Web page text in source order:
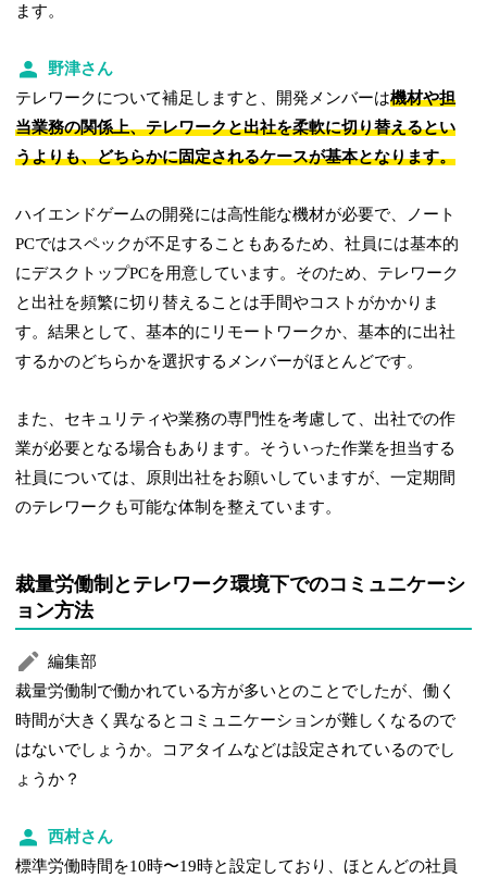
ます。
野津さん
テレワークについて補足しますと、開発メンバーは機材や担
当業務の関係上、テレワークと出社を柔軟に切り替えるとい
うよりも、どちらかに固定されるケースが基本となります。
ハイエンドゲームの開発には高性能な機材が必要で、ノート
PCではスペックが不足することもあるため、社員には基本的
にデスクトップPCを用意しています。そのため、テレワーク
と出社を頻繁に切り替えることは手間やコストがかかりま
す。結果として、基本的にリモートワークか、基本的に出社
するかのどちらかを選択するメンバーがほとんどです。
また、セキュリティや業務の専門性を考慮して、出社での作
業が必要となる場合もあります。そういった作業を担当する
社員については、原則出社をお願いしていますが、一定期間
のテレワークも可能な体制を整えています。
裁量労働制とテレワーク環境下でのコミュニケーシ
ョン方法
編集部
裁量労働制で働かれている方が多いとのことでしたが、働く
時間が大きく異なるとコミュニケーションが難しくなるので
はないでしょうか。コアタイムなどは設定されているのでし
ょうか？
西村さん
標準労働時間を10時〜19時と設定しており、ほとんどの社員